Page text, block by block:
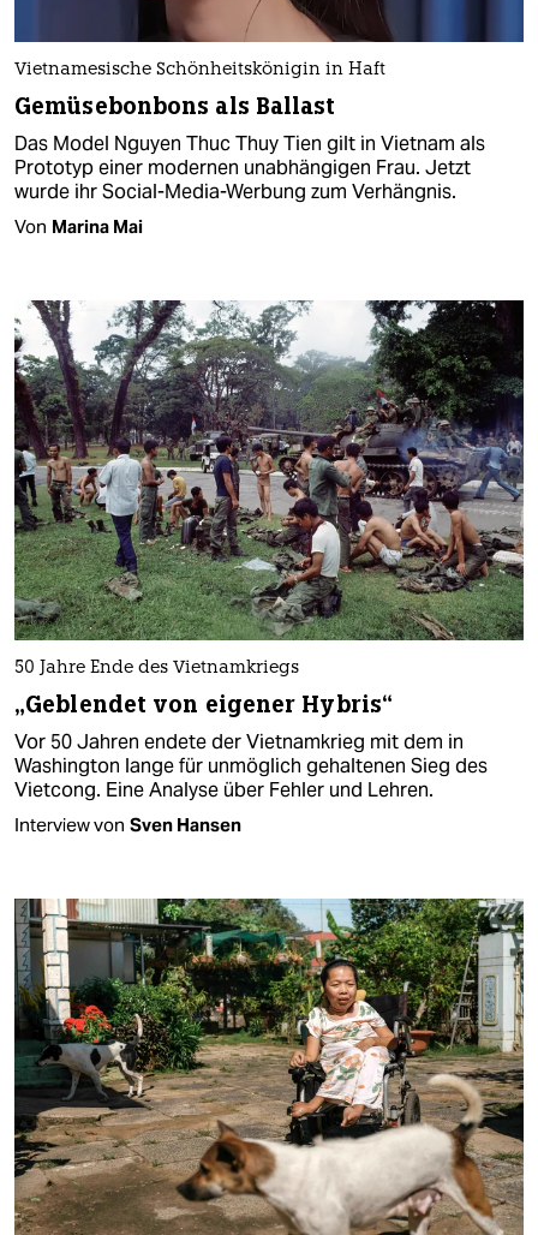
Vietnamesische Schönheitskönigin in Haft
Gemüsebonbons als Ballast
Das Model Nguyen Thuc Thuy Tien gilt in Vietnam als
Prototyp einer modernen unabhängigen Frau. Jetzt
wurde ihr Social-Media-Werbung zum Verhängnis.
Von Marina Mai
50 Jahre Ende des Vietnamkriegs
„Geblendet von eigener Hybris“
Vor 50 Jahren endete der Vietnamkrieg mit dem in
Washington lange für unmöglich gehaltenen Sieg des
Vietcong. Eine Analyse über Fehler und Lehren.
Interview von Sven Hansen